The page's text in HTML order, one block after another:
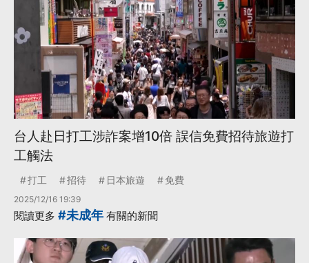
台人赴日打工涉詐案增10倍 誤信免費招待旅遊打
工觸法
打工 招待 日本旅遊 免費
2025/12/16 19:39
閱讀更多 #未成年 有關的新聞